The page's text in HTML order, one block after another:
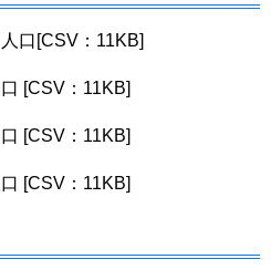
口[CSV：11KB]
[CSV：11KB]
[CSV：11KB]
[CSV：11KB]